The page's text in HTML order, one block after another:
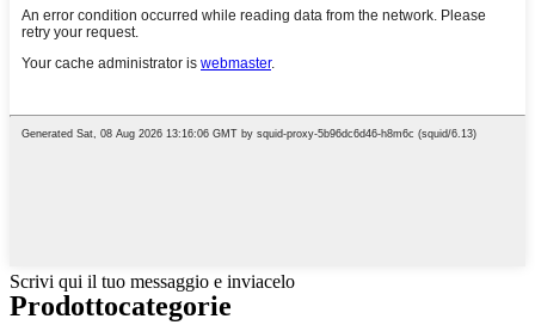
Scrivi qui il tuo messaggio e inviacelo
Prodottocategorie